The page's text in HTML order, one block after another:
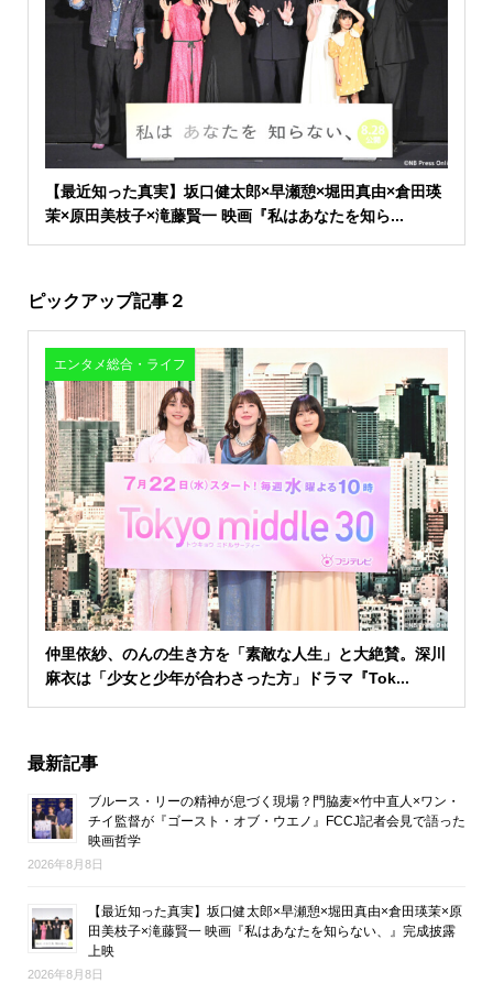
【最近知った真実】坂口健太郎×早瀬憩×堀田真由×倉田瑛
茉×原田美枝子×滝藤賢一 映画『私はあなたを知ら...
ピックアップ記事２
エンタメ総合・ライフ
仲里依紗、のんの生き方を「素敵な人生」と大絶賛。深川
麻衣は「少女と少年が合わさった方」ドラマ『Tok...
最新記事
ブルース・リーの精神が息づく現場？門脇麦×竹中直人×ワン・
チイ監督が『ゴースト・オブ・ウエノ』FCCJ記者会見で語った
映画哲学
2026年8月8日
【最近知った真実】坂口健太郎×早瀬憩×堀田真由×倉田瑛茉×原
田美枝子×滝藤賢一 映画『私はあなたを知らない、』完成披露
上映
2026年8月8日